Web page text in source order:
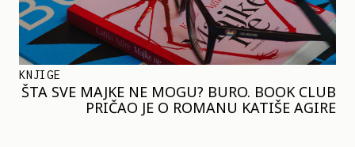
KNJIGE
ŠTA SVE MAJKE NE MOGU? BURO. BOOK CLUB
PRIČAO JE O ROMANU KATIŠE AGIRE